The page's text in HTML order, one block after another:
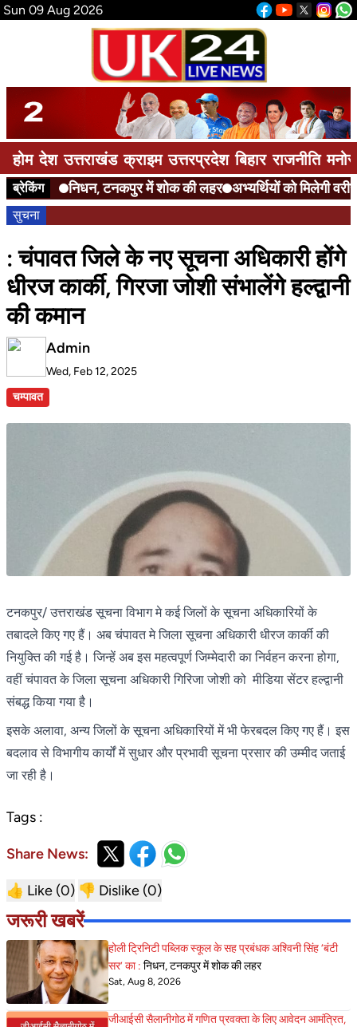
Sun 09 Aug 2026
होम देश उत्तराखंड क्राइम उत्तरप्रदेश बिहार राजनीति
ब्रेकिंग निधन, टनकपुर में शोक की लहर अभ्यर्थियों को मिलेगी वरीयता
सुचना
: चंपावत जिले के नए सूचना अधिकारी होंगे
धीरज कार्की, गिरजा जोशी संभालेंगे हल्द्वानी
की कमान
Admin
Wed, Feb 12, 2025
चम्पावत
टनकपुर/ उत्तराखंड सूचना विभाग मे कई जिलों के सूचना अधिकारियों के
तबादले किए गए हैं। अब चंपावत मे जिला सूचना अधिकारी धीरज कार्की की
नियुक्ति की गई है। जिन्हें अब इस महत्वपूर्ण जिम्मेदारी का निर्वहन करना होगा,
वहीं चंपावत के जिला सूचना अधिकारी गिरिजा जोशी को मीडिया सेंटर हल्द्वानी
संबद्ध किया गया है।
इसके अलावा, अन्य जिलों के सूचना अधिकारियों में भी फेरबदल किए गए हैं। इस
बदलाव से विभागीय कार्यों में सुधार और प्रभावी सूचना प्रसार की उम्मीद जताई
जा रही है।
Tags :
Share News:
👍 Like (0) 👎 Dislike (0)
जरूरी खबरें
होली ट्रिनिटी पब्लिक स्कूल के सह प्रबंधक अश्विनी सिंह ‘बंटी
सर’ का : निधन, टनकपुर में शोक की लहर
Sat, Aug 8, 2026
जीआईसी सैलानीगोठ में गणित प्रवक्ता के लिए आवेदन आमंत्रित,